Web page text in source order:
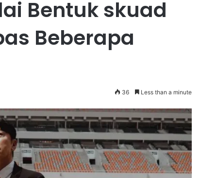
Bentuk skuad
Beberapa
36 Less than a minute